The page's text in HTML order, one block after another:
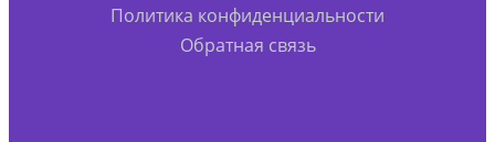
Политика конфиденциальности
Обратная связь